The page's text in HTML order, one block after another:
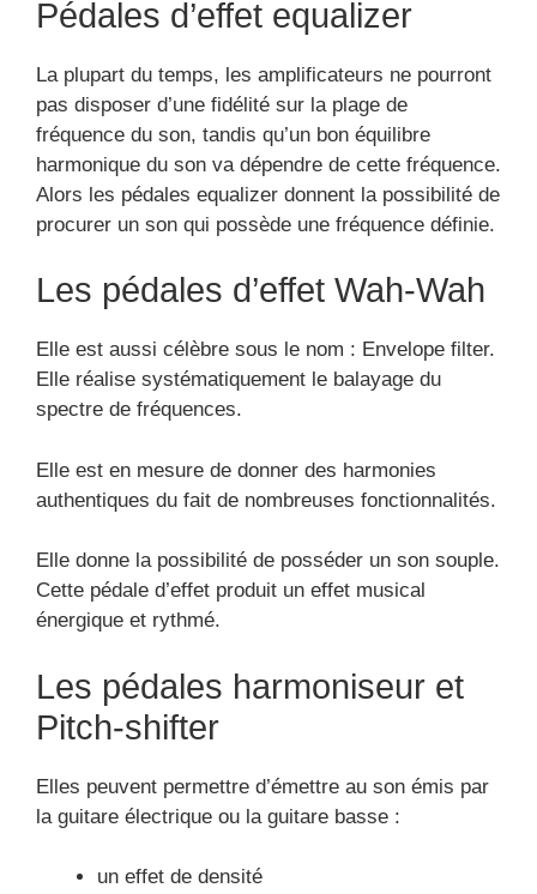
Pédales d’effet equalizer
La plupart du temps, les amplificateurs ne pourront
pas disposer d’une fidélité sur la plage de
fréquence du son, tandis qu’un bon équilibre
harmonique du son va dépendre de cette fréquence.
Alors les pédales equalizer donnent la possibilité de
procurer un son qui possède une fréquence définie.
Les pédales d’effet Wah-Wah
Elle est aussi célèbre sous le nom : Envelope filter.
Elle réalise systématiquement le balayage du
spectre de fréquences.
Elle est en mesure de donner des harmonies
authentiques du fait de nombreuses fonctionnalités.
Elle donne la possibilité de posséder un son souple.
Cette pédale d’effet produit un effet musical
énergique et rythmé.
Les pédales harmoniseur et
Pitch-shifter
Elles peuvent permettre d’émettre au son émis par
la guitare électrique ou la guitare basse :
un effet de densité